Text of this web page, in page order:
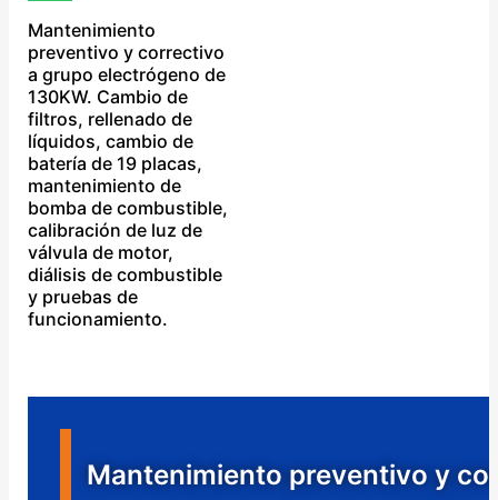
Mantenimiento
preventivo y correctivo
a grupo electrógeno de
130KW. Cambio de
filtros, rellenado de
líquidos, cambio de
batería de 19 placas,
mantenimiento de
bomba de combustible,
calibración de luz de
válvula de motor,
diálisis de combustible
y pruebas de
funcionamiento.
Mantenimiento preventivo y